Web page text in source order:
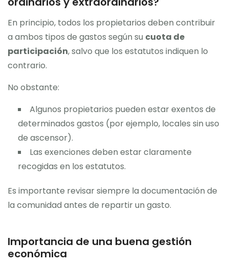
En principio, todos los propietarios deben contribuir
a ambos tipos de gastos según su cuota de
participación, salvo que los estatutos indiquen lo
contrario.
No obstante:
Algunos propietarios pueden estar exentos de
determinados gastos (por ejemplo, locales sin uso
de ascensor).
Las exenciones deben estar claramente
recogidas en los estatutos.
Es importante revisar siempre la documentación de
la comunidad antes de repartir un gasto.
Importancia de una buena gestión
económica